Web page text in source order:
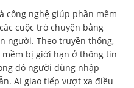
công nghệ giúp phần mềm
cuộc trò chuyện bằng
người. Theo truyền thống,
bị giới hạn ở thông tin
đó người dùng nhập
AI giao tiếp vượt xa điều